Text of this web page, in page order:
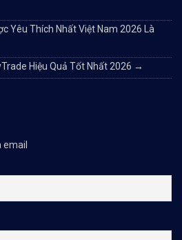
Yêu Thích Nhất Việt Nam 2026 Là
Hiệu Quả Tốt Nhất 2026 →
email